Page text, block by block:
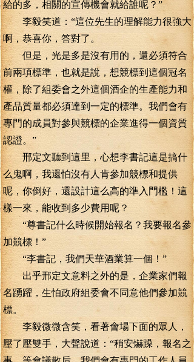
給的多，相關的宣傳機會就給誰呢？”
李毅笑道：“這位先生的理解能力很強大
啊，恭喜你，答對了。
但是，光是多是沒有用的，還必須符合
前兩項標準，也就是說，想競標到這個冠名
權，除了組委會之外這個酒企的生產能力和
產品質量都必須達到一定的標準。我們會有
專門的成員對參與競標的企業進得一個資質
認證。”
邢定文聽到這里，心想李書記這是搞什
么鬼啊，我還怕沒有人肯參加競標和提供
呢，你倒好，還設計這么高的準入門檻！這
樣一來，能收到多少費用呢？
“尊書記什么時候開始報名？我要報名參
加競標！”
“李書記，我們天華酒業算一個！”
出乎邢定文意料之外的是，企業家們報
名踴躍，生怕政府組委會不同意他們參加競
標。
李毅微微含笑，看著會場下面的眾人，
壓了壓雙手，大聲說道：“稍安爀躁，報名之